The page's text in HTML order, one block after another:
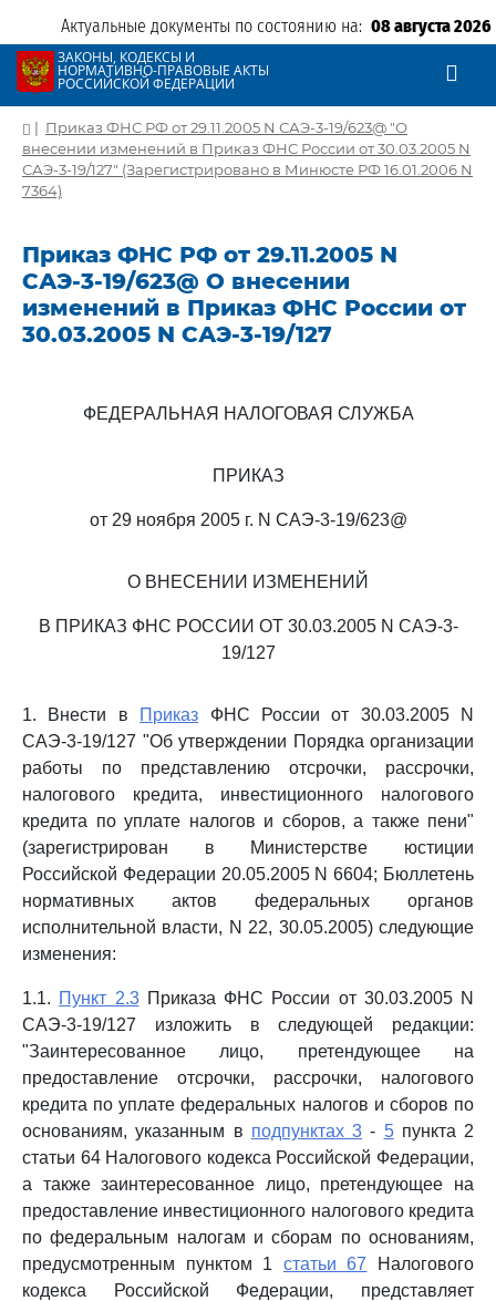
Актуальные документы по состоянию на: 08 августа 2026
ЗАКОНЫ, КОДЕКСЫ И
НОРМАТИВНО-ПРАВОВЫЕ АКТЫ
РОССИЙСКОЙ ФЕДЕРАЦИИ
| Приказ ФНС РФ от 29.11.2005 N САЭ-3-19/623@ "О
внесении изменений в Приказ ФНС России от 30.03.2005 N
САЭ-3-19/127" (Зарегистрировано в Минюсте РФ 16.01.2006 N
7364)
Приказ ФНС РФ от 29.11.2005 N
САЭ-3-19/623@ О внесении
изменений в Приказ ФНС России от
30.03.2005 N САЭ-3-19/127
ФЕДЕРАЛЬНАЯ НАЛОГОВАЯ СЛУЖБА
ПРИКАЗ
от 29 ноября 2005 г. N САЭ-3-19/623@
О ВНЕСЕНИИ ИЗМЕНЕНИЙ
В ПРИКАЗ ФНС РОССИИ ОТ 30.03.2005 N САЭ-3-
19/127
1. Внести в Приказ ФНС России от 30.03.2005 N
САЭ-3-19/127 "Об утверждении Порядка организации
работы по представлению отсрочки, рассрочки,
налогового кредита, инвестиционного налогового
кредита по уплате налогов и сборов, а также пени"
(зарегистрирован в Министерстве юстиции
Российской Федерации 20.05.2005 N 6604; Бюллетень
нормативных актов федеральных органов
исполнительной власти, N 22, 30.05.2005) следующие
изменения:
1.1. Пункт 2.3Приказа ФНС России от 30.03.2005 N
САЭ-3-19/127 изложить в следующей редакции:
"Заинтересованное лицо, претендующее на
предоставление отсрочки, рассрочки, налогового
кредита по уплате федеральных налогов и сборов по
основаниям, указанным в подпунктах 3 - 5пункта 2
статьи 64 Налогового кодекса Российской Федерации,
а также заинтересованное лицо, претендующее на
предоставление инвестиционного налогового кредита
по федеральным налогам и сборам по основаниям,
предусмотренным пунктом 1 статьи 67 Налогового
кодекса Российской Федерации, представляет